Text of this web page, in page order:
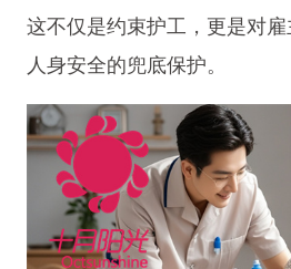
这不仅是约束护工，更是对
人身安全的兜底保护。